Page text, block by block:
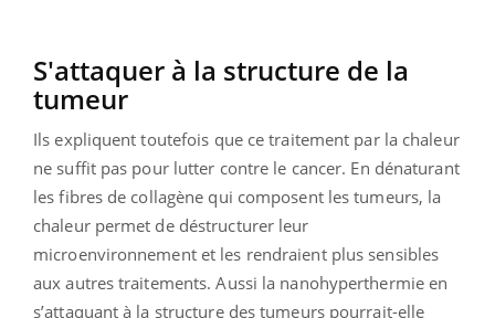
S'attaquer à la structure de la
tumeur
Ils expliquent toutefois que ce traitement par la chaleur
ne suffit pas pour lutter contre le cancer. En dénaturant
les fibres de collagène qui composent les tumeurs, la
chaleur permet de déstructurer leur
microenvironnement et les rendraient plus sensibles
aux autres traitements. Aussi la nanohyperthermie en
s’attaquant à la structure des tumeurs pourrait-elle